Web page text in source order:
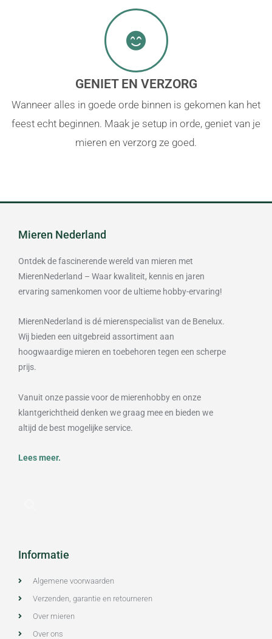
GENIET EN VERZORG
Wanneer alles in goede orde binnen is gekomen kan het
feest echt beginnen. Maak je setup in orde, geniet van je
mieren en verzorg ze goed.
Mieren Nederland
Ontdek de fascinerende wereld van mieren met
MierenNederland – Waar kwaliteit, kennis en jaren
ervaring samenkomen voor de ultieme hobby-ervaring!
MierenNederland is dé mierenspecialist van de Benelux.
Wij bieden een uitgebreid assortiment aan
hoogwaardige mieren en toebehoren tegen een scherpe
prijs.
Vanuit onze passie voor de mierenhobby en onze
klantgerichtheid denken we graag mee en bieden we
altijd de best mogelijke service.
Lees meer.
Informatie
Algemene voorwaarden
Verzenden, garantie en retourneren
Over mieren
Over ons